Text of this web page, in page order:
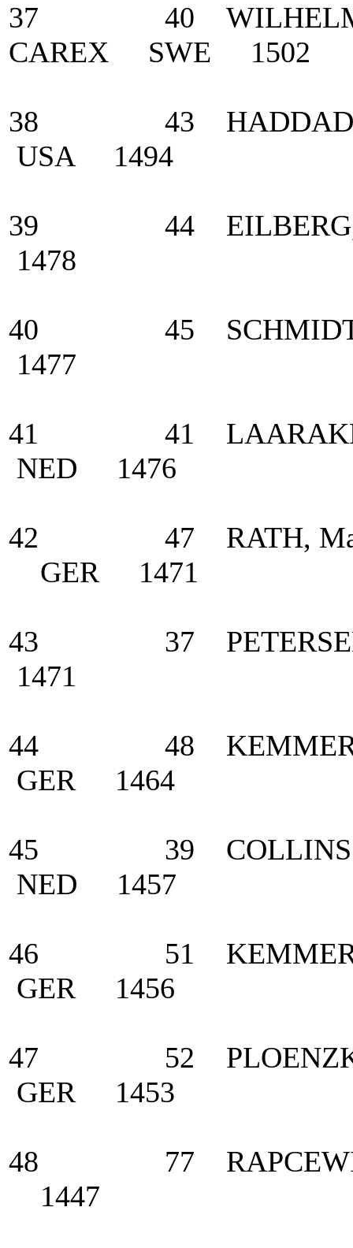
37 40
CAREX SWE 1502
38 43 HADDAD,
USA 1494
39 44 EILBERG,
1478
40 45 SCHMIDT,
1477
41 41
NED 1476
42 47 RATH,
GER 1471
43 37
1471
44 48 KEMMER,
GER 1464
45 39 COLLINS -
NED 1457
46 51 KEMMER,
GER 1456
47 52
GER 1453
48 77
1447